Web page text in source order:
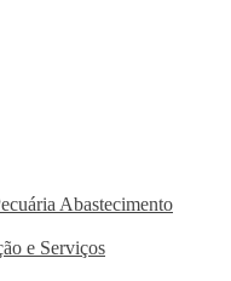
Abastecimento
e Serviços